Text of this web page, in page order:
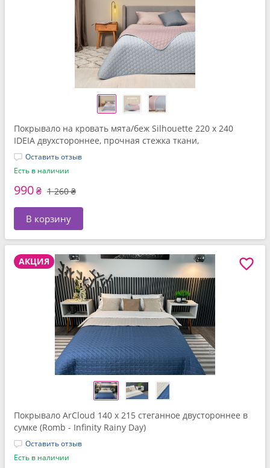
Покрывало на кровать мята/беж Silhouette 220 x 240
IDEIA двухстороннее, прочная стежка ткани,
антиаллергенное волоконо
Оставить отзыв
Есть в наличии
990₴ 1 260 ₴
В корзину
АКЦИЯ
Покрывало ArCloud 140 x 215 стеганное двустороннее в
сумке (Romb - Infinity Rainy Day)
Оставить отзыв
Есть в наличии